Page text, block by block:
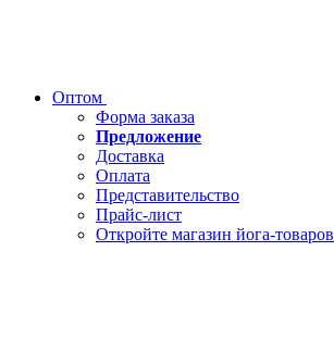
Оптом
Форма заказа
Предложение
Доставка
Оплата
Представительство
Прайс-лист
Откройте магазин йога-товаров